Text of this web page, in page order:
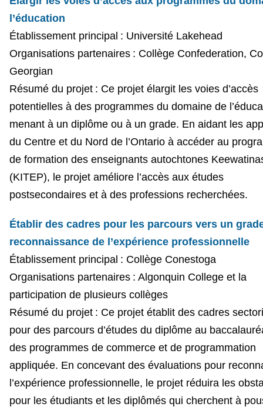
l’éducation
Établissement principal : Université Lakehead
Organisations partenaires : Collège Confederation,
Georgian
Résumé du projet : Ce projet élargit les voies d’accès
potentielles à des programmes du domaine de
menant à un diplôme ou à un grade. En aidant les
du Centre et du Nord de l’Ontario à accéder au
de formation des enseignants autochtones
(KITEP), le projet améliore l’accès aux études
postsecondaires et à des professions recherchées.
Établir des cadres pour les parcours vers un
reconnaissance de l’expérience professionnelle
Établissement principal : Collège Conestoga
Organisations partenaires : Algonquin College et la
participation de plusieurs collèges
Résumé du projet : Ce projet établit des cadres
pour des parcours d’études du diplôme au
des programmes de commerce et de programmation
appliquée. En concevant des évaluations pour
l’expérience professionnelle, le projet réduira les
pour les étudiants et les diplômés qui cherchent à